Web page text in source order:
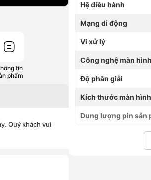
tin
phẩm
Quý khách vui
Hệ điều hành
Mạng di động
Vi xử lý
Công nghệ màn hình
Độ phân giải
Kích thước màn hình
Dung lượng pin sản